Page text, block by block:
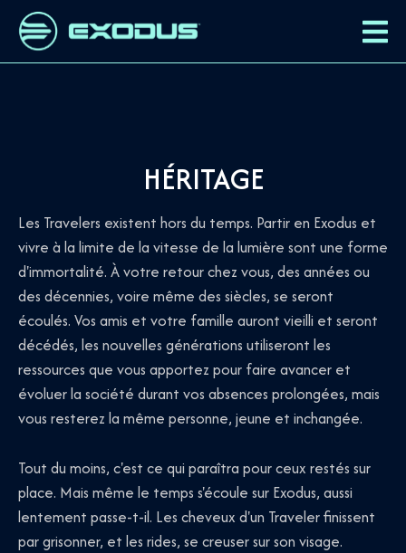
HÉRITAGE
Les Travelers existent hors du temps. Partir en Exodus et
vivre à la limite de la vitesse de la lumière sont une forme
d'immortalité. À votre retour chez vous, des années ou
des décennies, voire même des siècles, se seront
écoulés. Vos amis et votre famille auront vieilli et seront
décédés, les nouvelles générations utiliseront les
ressources que vous apportez pour faire avancer et
évoluer la société durant vos absences prolongées, mais
vous resterez la même personne, jeune et inchangée.
Tout du moins, c'est ce qui paraîtra pour ceux restés sur
place. Mais même le temps s'écoule sur Exodus, aussi
lentement passe-t-il. Les cheveux d'un Traveler finissent
par grisonner, et les rides, se creuser sur son visage.